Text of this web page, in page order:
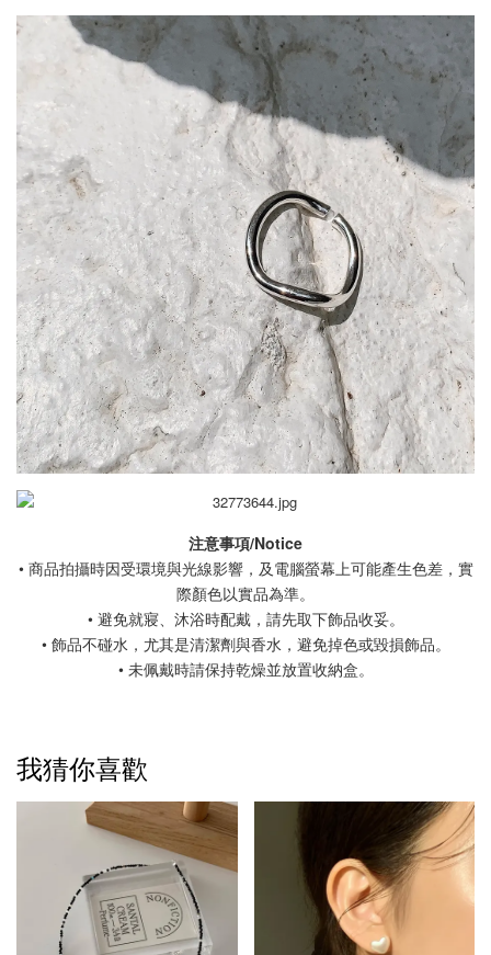
注意事項/Notice
• 商品拍攝時因受環境與光線影響，及電腦螢幕上可能產生色差，實
際顏色以實品為準。
• 避免就寢、沐浴時配戴，請先取下飾品收妥。
• 飾品不碰水，尤其是清潔劑與香水，避免掉色或毀損飾品。
• 未佩戴時請保持乾燥並放置收納盒。
我猜你喜歡